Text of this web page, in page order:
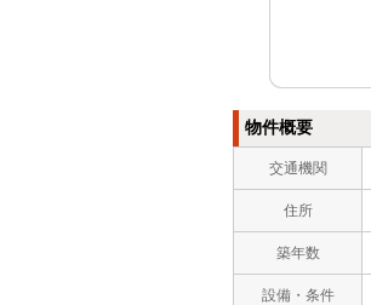
物件概要
交通機関
住所
築年数
設備・条件